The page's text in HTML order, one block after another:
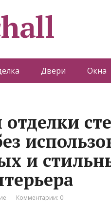
Двери Окна
и
Комментарии: 0